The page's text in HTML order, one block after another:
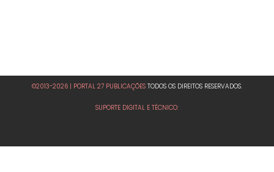
©2013-2026 | PORTAL 27 PUBLICAÇÕES TODOS OS DIREITOS RESERVADOS.
SUPORTE DIGITAL E TÉCNICO: